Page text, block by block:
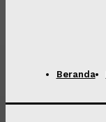
Beranda